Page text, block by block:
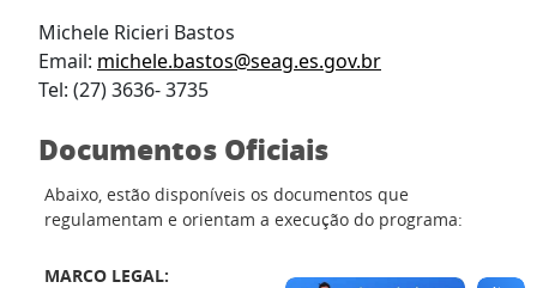
Michele Ricieri Bastos
Email: michele.bastos@seag.es.gov.br
Tel: (27) 3636- 3735
Documentos Oficiais
Abaixo, estão disponíveis os documentos que
regulamentam e orientam a execução do programa:
MARCO LEGAL: